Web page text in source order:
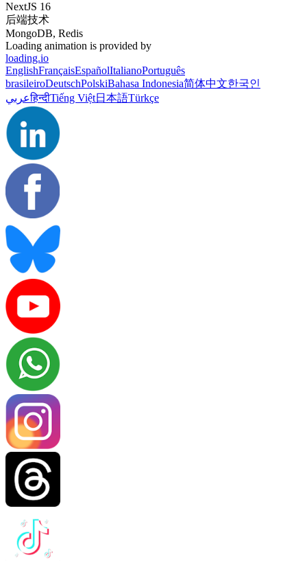
NextJS 16
后端技术
MongoDB, Redis
Loading animation is provided by
loading.io
EnglishFrançaisEspañolItalianoPortuguês
brasileiroDeutschPolskiBahasa Indonesia简体中文한국인
عربيहिन्दीTiếng Việt日本語Türkçe